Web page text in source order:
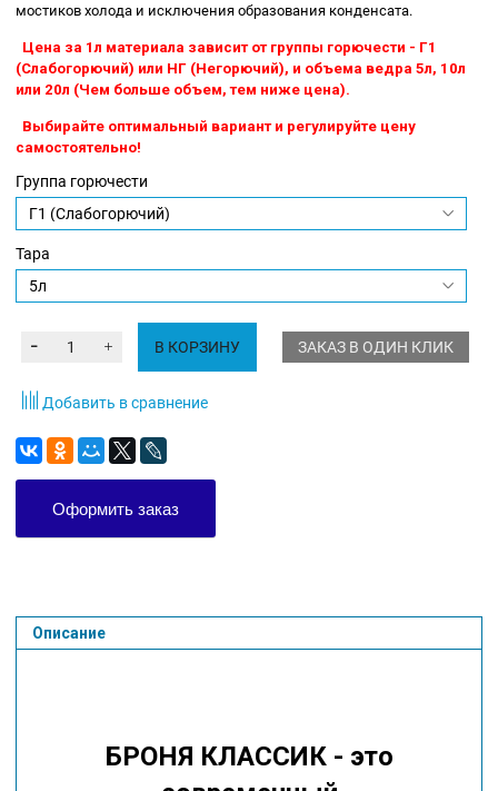
мостиков холода и исключения образования конденсата.
Цена за 1л материала зависит от группы горючести - Г1
(Слабогорючий) или НГ (Негорючий), и объема ведра 5л, 10л
или 20л (Чем больше объем, тем ниже цена).
Выбирайте оптимальный вариант и регулируйте цену
самостоятельно!
Группа горючести
Тара
В КОРЗИНУ ЗАКАЗ В ОДИН КЛИК
Добавить в сравнение
Оформить заказ
Описание
БРОНЯ КЛАССИК - это